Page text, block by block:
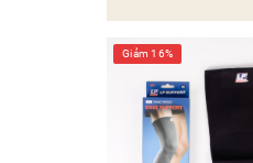
Giảm 16%